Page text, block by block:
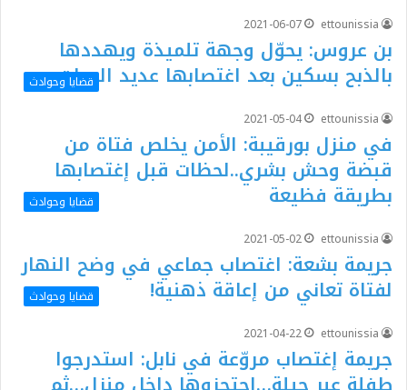
ettounissia
2021-06-07
بن عروس: يحوّل وجهة تلميذة ويهددها
بالذبح بسكين بعد اغتصابها عديد المرات
قضايا وحوادث
ettounissia
2021-05-04
في منزل بورقيبة: الأمن يخلص فتاة من
قبضة وحش بشري..لحظات قبل إغتصابها
بطريقة فظيعة
قضايا وحوادث
ettounissia
2021-05-02
جريمة بشعة: اغتصاب جماعي في وضح النهار
لفتاة تعاني من إعاقة ذهنية!
قضايا وحوادث
ettounissia
2021-04-22
جريمة إغتصاب مروّعة في نابل: استدرجوا